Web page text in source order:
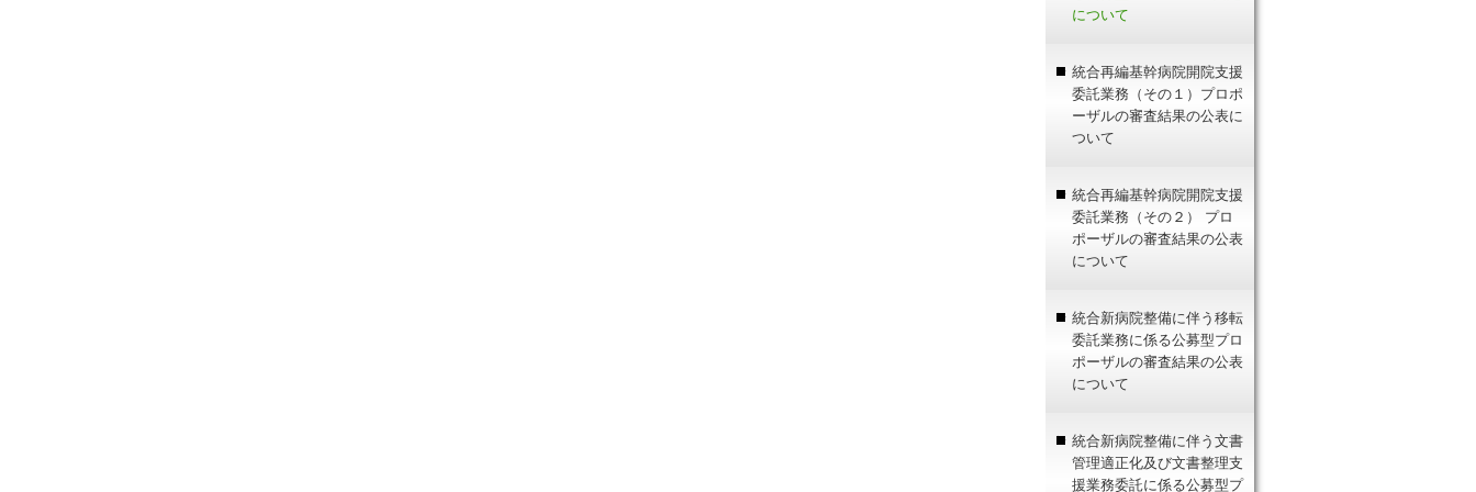
について
統合再編基幹病院開院支援
委託業務（その１）プロポ
ーザルの審査結果の公表に
ついて
統合再編基幹病院開院支援
委託業務（その２） プロ
ポーザルの審査結果の公表
について
統合新病院整備に伴う移転
委託業務に係る公募型プロ
ポーザルの審査結果の公表
について
統合新病院整備に伴う文書
管理適正化及び文書整理支
援業務委託に係る公募型プ